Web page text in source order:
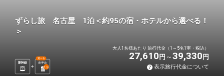
ずらし旅 名古屋 1泊＜約95の宿・ホテルから選べる！
＞
新幹線 ホテル
選べる
1 泊
大人1名様あたり 旅行代金（1～5名1室・税込）
27,610 円 39,330 円
表示旅行代金について